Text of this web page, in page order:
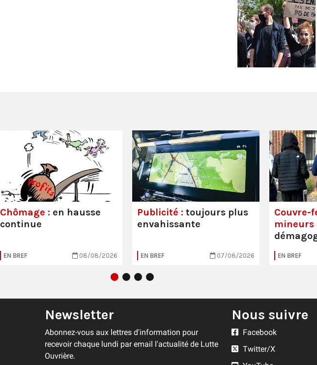
Chômage : en hausse
continue
EN BREF 08/08/2026
Publicité : toujours plus
envahissante
EN BREF 07/08/2026
Couvre-
mineurs
EN BREF
Newsletter
Abonnez-vous aux lettres d'information pour
recevoir chaque lundi par email l'actualité de Lutte
Ouvrière.
Nous suivre
Facebook
Twitter/X